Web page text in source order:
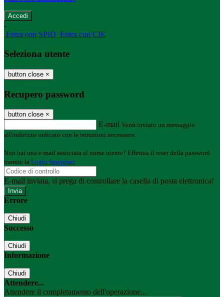
-
Entra con SPID Entra con CIE
Seleziona utente
button close ×
Recupero password
button close ×
E-mail Verrà inviato un messaggio
all'indirizzo indicato con le istruzioni necessarie.
Non hai una e-mail associata al nome utente? Effettua il reset della password
tramite la Login Spaggiari
E-mail inviata, si prega di controllare la casella di posta elettronica!
Errore
Chiudi
Successo
Chiudi
Informazione
Chiudi
Attendere...
Attendere il completamento dell'operazione...